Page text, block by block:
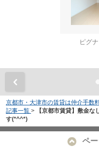
ピグ
京都市・大津市の賃貸は仲介手数
記事一覧 >
【京都市賃貸】敷金
す(*^^*)
ペ